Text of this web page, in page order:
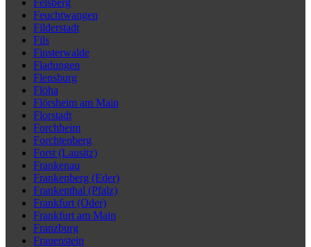
Felsberg
Feuchtwangen
Filderstadt
Fils
Finsterwalde
Fladungen
Flensburg
Flöha
Flörsheim am Main
Florstadt
Forchheim
Forchtenberg
Forst (Lausitz)
Frankenau
Frankenberg (Eder)
Frankenthal (Pfalz)
Frankfurt (Oder)
Frankfurt am Main
Franzburg
Frauenstein